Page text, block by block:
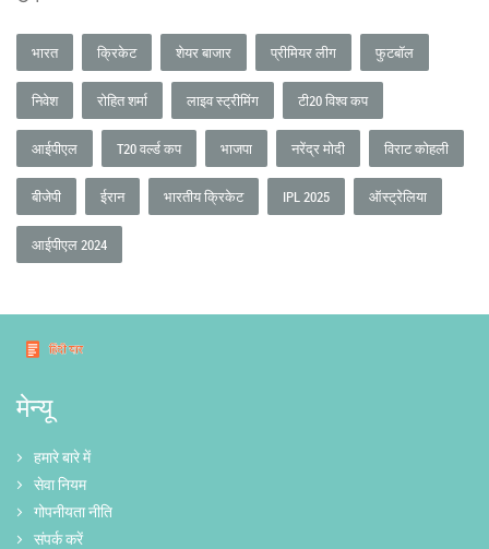
भारत क्रिकेट शेयर बाजार प्रीमियर लीग फुटबॉल
निवेश रोहित शर्मा लाइव स्ट्रीमिंग टी20 विश्व कप
आईपीएल T20 वर्ल्ड कप भाजपा नरेंद्र मोदी विराट कोहली
बीजेपी ईरान भारतीय क्रिकेट IPL 2025 ऑस्ट्रेलिया
आईपीएल 2024
मेन्यू
हमारे बारे में
सेवा नियम
गोपनीयता नीति
संपर्क करें